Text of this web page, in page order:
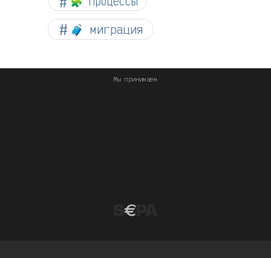
🧳 миграция
Мы принимаем